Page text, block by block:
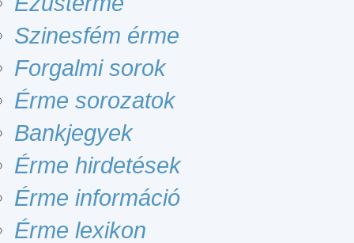
Szinesfém érme
Forgalmi sorok
Érme sorozatok
Bankjegyek
Érme hirdetések
Érme információ
Érme lexikon